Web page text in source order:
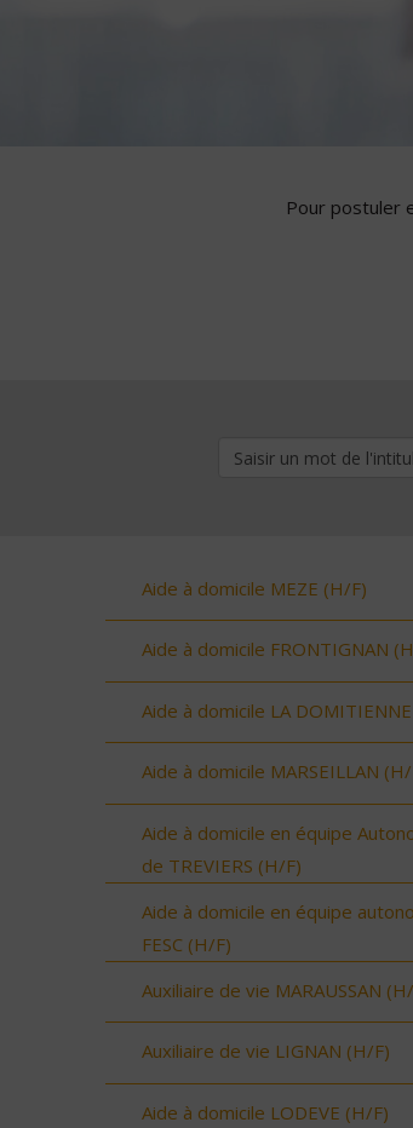
Pour postuler
Aide à domicile MEZE (H/F)
Aide à domicile FRONTIGNAN
Aide à domicile LA
Aide à domicile MARSEILLAN
Aide à domicile en équipe
de TREVIERS (H/F)
Aide à domicile en équipe
FESC (H/F)
Auxiliaire de vie MARAUSSAN
Auxiliaire de vie LIGNAN (H/F)
Aide à domicile LODEVE (H/F)